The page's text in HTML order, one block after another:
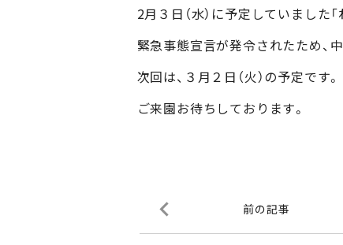
2月３日（水）に予定していました「
緊急事態宣言が発令されたため、
次回は、３月２日（火）の予定です。
ご来園お待ちしております。
前の記事